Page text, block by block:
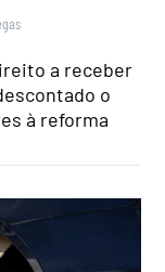
a receber
o
à reforma